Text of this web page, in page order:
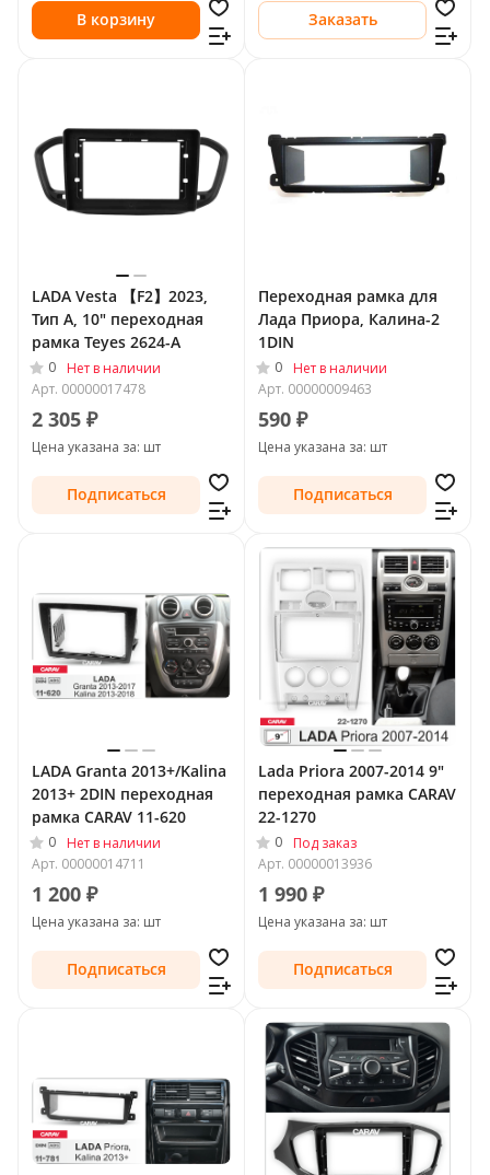
В корзину Заказать
LADA Vesta 【F2】2023,
Тип A, 10" переходная
рамка Teyes 2624-A
0
Нет в наличии
Арт. 00000017478
2 305 ₽
Цена указана за: шт
Подписаться
Переходная рамка для
Лада Приора, Калина-2
1DIN
0
Нет в наличии
Арт. 00000009463
590 ₽
Цена указана за: шт
Подписаться
LADA Granta 2013+/Kalina
2013+ 2DIN переходная
рамка CARAV 11-620
0
Нет в наличии
Арт. 00000014711
1 200 ₽
Цена указана за: шт
Подписаться
Lada Priora 2007-2014 9"
переходная рамка CARAV
22-1270
0
Под заказ
Арт. 00000013936
1 990 ₽
Цена указана за: шт
Подписаться